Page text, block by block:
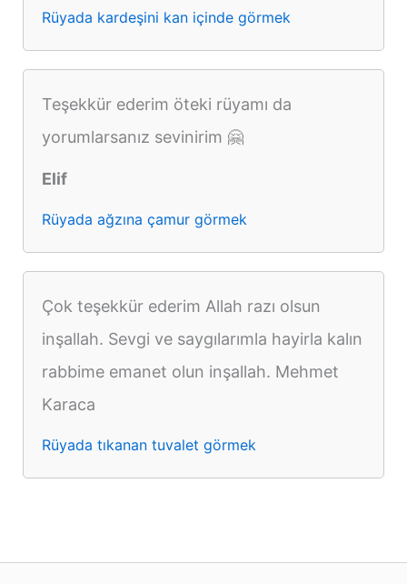
Rüyada kardeşini kan içinde görmek
Teşekkür ederim öteki rüyamı da
yorumlarsanız sevinirim 🤗
Elif
Rüyada ağzına çamur görmek
Çok teşekkür ederim Allah razı olsun
inşallah. Sevgi ve saygılarımla hayirla kalın
rabbime emanet olun inşallah. Mehmet
Karaca
Rüyada tıkanan tuvalet görmek